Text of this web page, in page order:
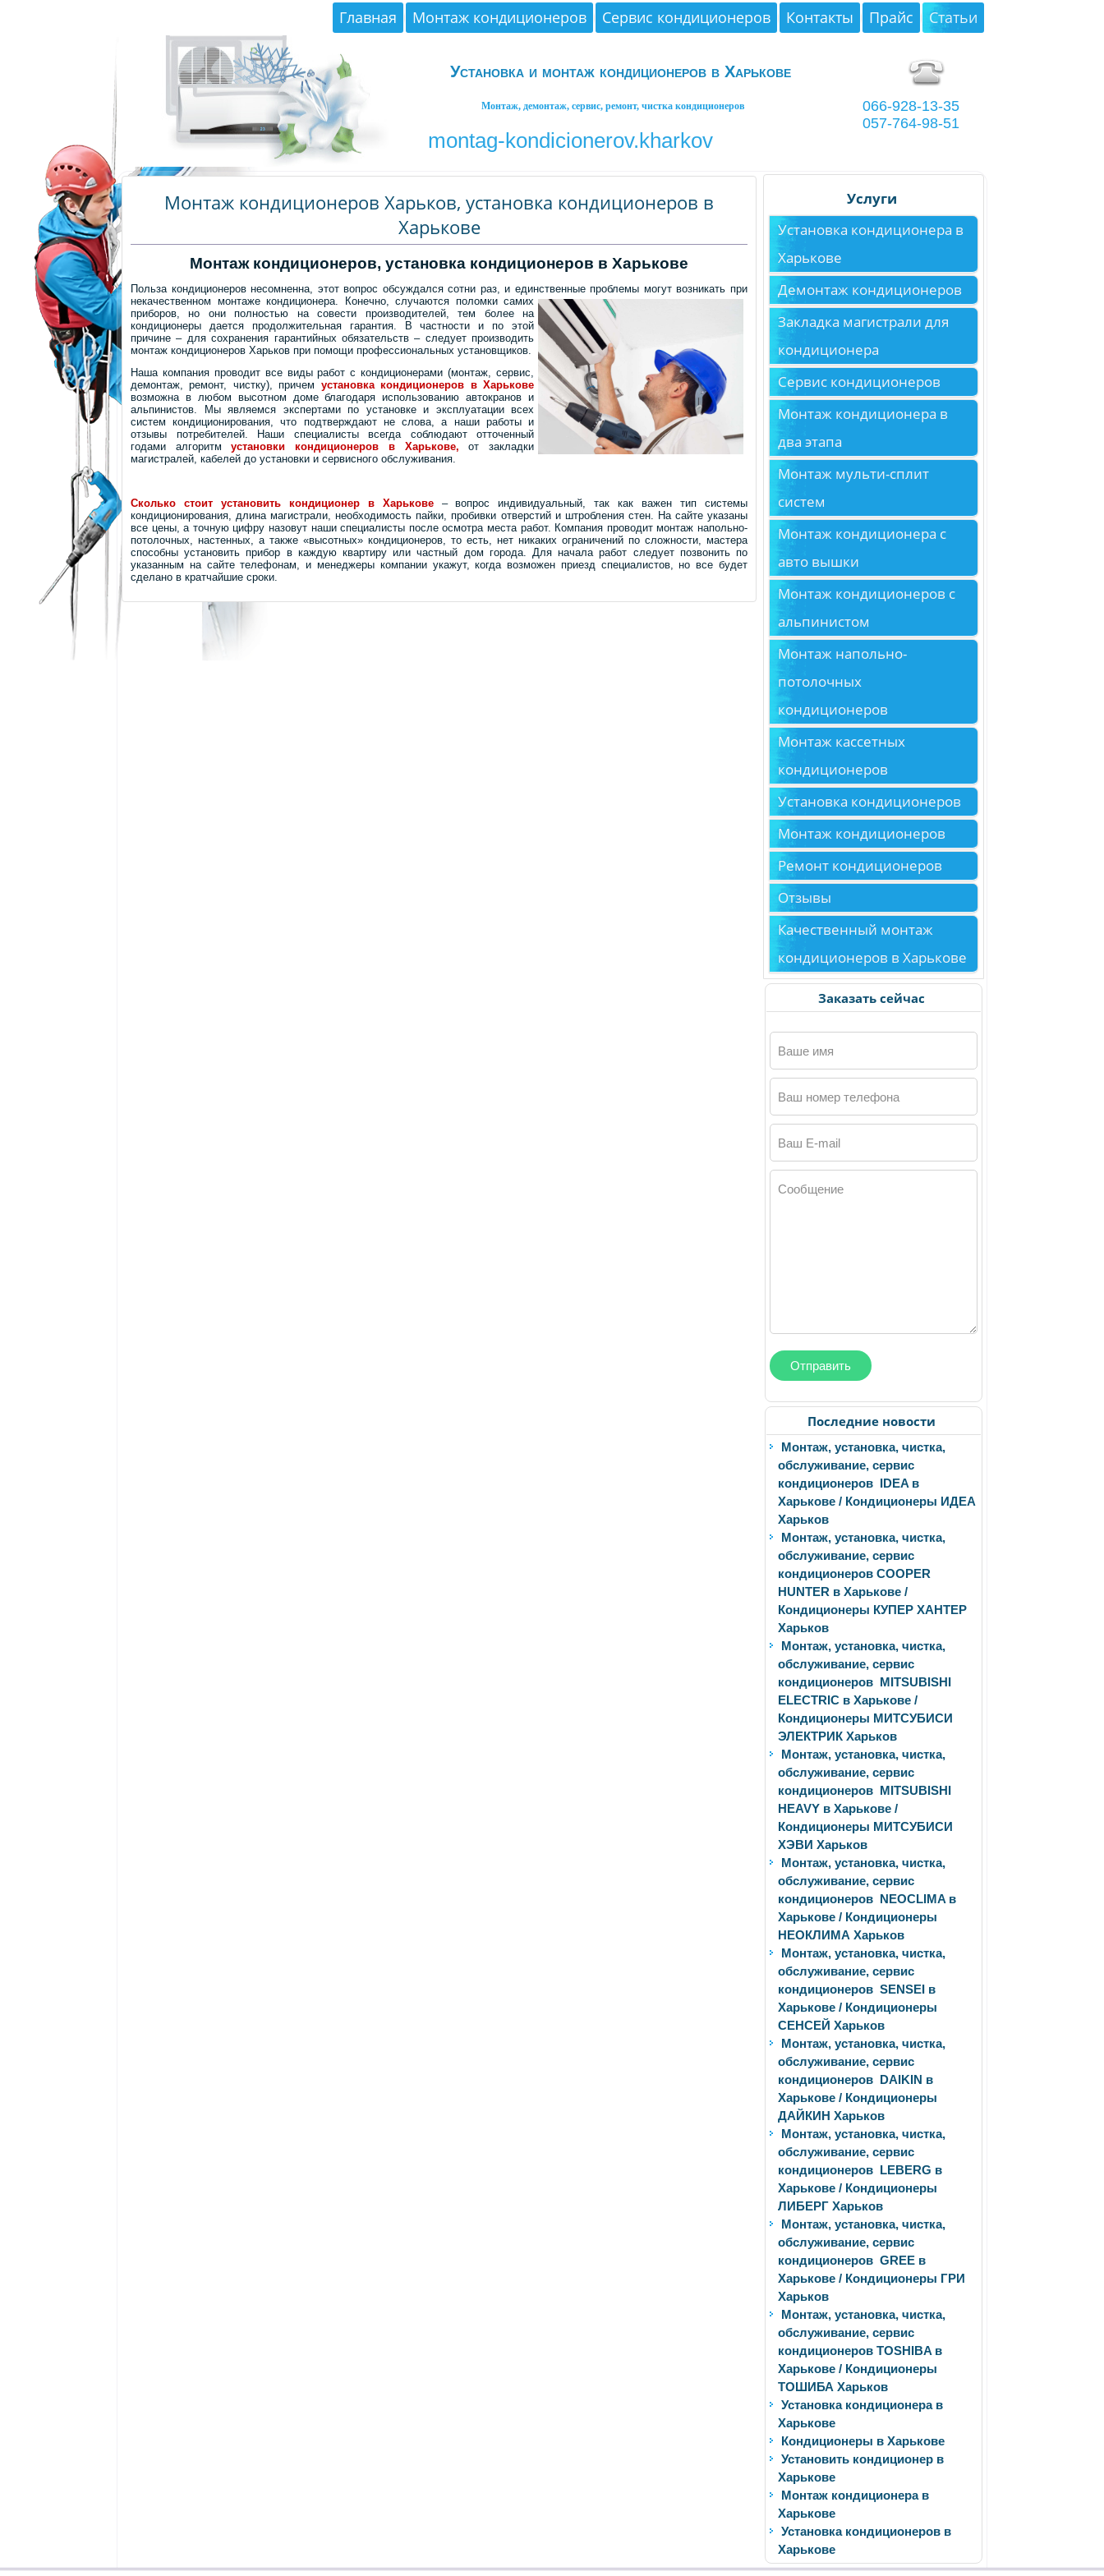
Главная Монтаж кондиционеров Сервис кондиционеров Контакты Прайс Статьи
066-928-13-35
057-764-98-51
montag-kondicionerov.kharkov
Установка и монтаж кондиционеров в Харькове
Монтаж, демонтаж, сервис, ремонт, чистка кондиционеров
Монтаж кондиционеров Харьков, установка кондиционеров в
Харькове
Монтаж кондиционеров, установка кондиционеров в Харькове
Польза кондиционеров несомненна, этот вопрос обсуждался сотни раз, и единственные проблемы могут возникать при
некачественном монтажекондиционера. Конечно, случаются поломки самих
приборов, но они полностью на совести производителей, тем более на
кондиционеры дается продолжительная гарантия. В частности и по этой
причине – для сохранения гарантийных обязательств – следует производить
монтаж кондиционеров Харьков при помощи профессиональных установщиков.
Наша компания проводит все виды работ с кондиционерами (монтаж, сервис,
демонтаж, ремонт, чистку), причем установка кондиционеров в Харькове
возможна в любом высотном доме благодаря использованию автокранов и
альпинистов. Мы являемся экспертами по установке и эксплуатации всех
систем кондиционирования, что подтверждают не слова, а наши работы и
отзывы потребителей. Наши специалисты всегда соблюдают отточенный
годами алгоритмустановки кондиционеров в Харькове, от закладки
магистралей, кабелей до установки и сервисного обслуживания.
Сколько стоит установить кондиционер в Харькове– вопрос индивидуальный, так как важен тип системы
кондиционирования, длина магистрали, необходимость пайки, пробивки отверстий и штробления стен. На сайте указаны
все цены, а точную цифру назовут наши специалисты после осмотра места работ. Компания проводит монтаж напольно-
потолочных, настенных, а также «высотных» кондиционеров, то есть, нет никаких ограничений по сложности, мастера
способны установить прибор в каждую квартиру или частный дом города. Для начала работ следует позвонить по
указанным на сайте телефонам, и менеджеры компании укажут, когда возможен приезд специалистов, но все будет
сделано в кратчайшие сроки.
Услуги
Установка кондиционера в
Харькове
Демонтаж кондиционеров
Закладка магистрали для
кондиционера
Сервис кондиционеров
Монтаж кондиционера в
два этапа
Монтаж мульти-сплит
систем
Монтаж кондиционера с
авто вышки
Монтаж кондиционеров с
альпинистом
Монтаж напольно-
потолочных
кондиционеров
Монтаж кассетных
кондиционеров
Установка кондиционеров
Монтаж кондиционеров
Ремонт кондиционеров
Отзывы
Качественный монтаж
кондиционеров в Харькове
Заказать сейчас
Ваше имя
Ваш номер телефона
Ваш E-mail
Сообщение
Последние новости
Монтаж, установка, чистка,
обслуживание, сервис
кондиционеров IDEA в
Харькове / Кондиционеры ИДЕА
Харьков
Монтаж, установка, чистка,
обслуживание, сервис
кондиционеров COOPER
HUNTER в Харькове /
Кондиционеры КУПЕР ХАНТЕР
Харьков
Монтаж, установка, чистка,
обслуживание, сервис
кондиционеров MITSUBISHI
ELECTRIC в Харькове /
Кондиционеры МИТСУБИСИ
ЭЛЕКТРИК Харьков
Монтаж, установка, чистка,
обслуживание, сервис
кондиционеров MITSUBISHI
HEAVY в Харькове /
Кондиционеры МИТСУБИСИ
ХЭВИ Харьков
Монтаж, установка, чистка,
обслуживание, сервис
кондиционеров NEOCLIMA в
Харькове / Кондиционеры
НЕОКЛИМА Харьков
Монтаж, установка, чистка,
обслуживание, сервис
кондиционеров SENSEI в
Харькове / Кондиционеры
СЕНСЕЙ Харьков
Монтаж, установка, чистка,
обслуживание, сервис
кондиционеров DAIKIN в
Харькове / Кондиционеры
ДАЙКИН Харьков
Монтаж, установка, чистка,
обслуживание, сервис
кондиционеров LEBERG в
Харькове / Кондиционеры
ЛИБЕРГ Харьков
Монтаж, установка, чистка,
обслуживание, сервис
кондиционеров GREE в
Харькове / Кондиционеры ГРИ
Харьков
Монтаж, установка, чистка,
обслуживание, сервис
кондиционеров TOSHIBA в
Харькове / Кондиционеры
ТОШИБА Харьков
Установка кондиционера в
Харькове
Кондиционеры в Харькове
Установить кондиционер в
Харькове
Монтаж кондиционера в
Харькове
Установка кондиционеров в
Харькове